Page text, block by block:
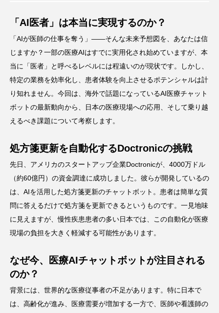
「AI医者」は本当に実現するのか？
「AIが医師の仕事を奪う」——そんな未来予想図を、あなたは信
じますか？一部の医療AIはすでに実用化され始めていますが、本
当に「医者」と呼べるレベルには程遠いのが現状です。しかし、
特定の業務を効率化し、患者体験を向上させるポテンシャルは計
り知れません。今回は、海外で話題になっているAI医療チャット
ボットの最新動向から、日本の医療現場への応用、そして乗り越
えるべき課題について考察します。
処方箋更新を自動化するDoctronicの挑戦
先日、アメリカのスタートアップ企業Doctronicが、4000万ドル
（約60億円）の資金調達に成功しました。彼らが開発しているの
は、AIを活用した処方箋更新のチャットボット。患者は簡単な質
問に答えるだけで処方箋を更新できるというものです。一見地味
に見えますが、慢性疾患患者の多い日本では、この自動化が医療
現場の負担を大きく軽減する可能性があります。
なぜ今、医療AIチャットボットが注目される
のか？
背景には、世界的な医療従事者の不足があります。特に日本で
は、高齢化が進み、医療需要が増加する一方で、医師や看護師の